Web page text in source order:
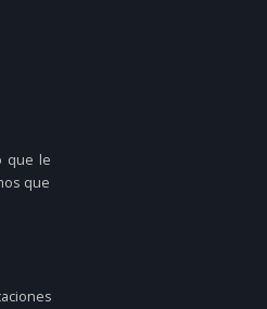
que le
que